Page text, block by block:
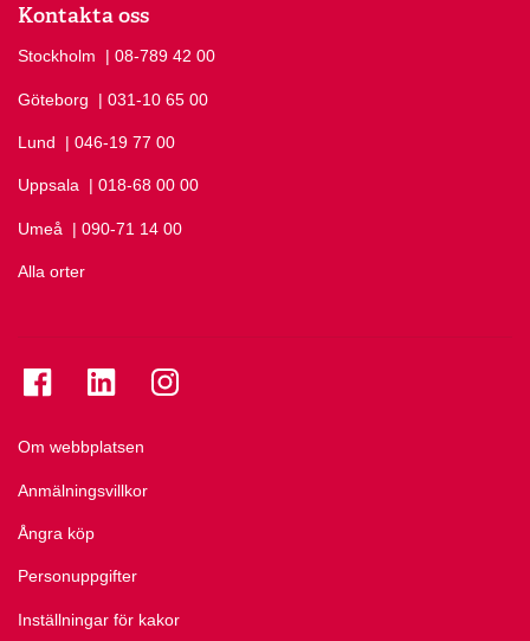
Kontakta oss
Stockholm Ring Stockholm på
| 08-789 42 00
Göteborg Ring Göteborg på
| 031-10 65 00
Lund Ring Lund på
| 046-19 77 00
Uppsala Ring Uppsala på
| 018-68 00 00
Umeå Ring Umeå på
| 090-71 14 00
Alla orter
Om webbplatsen
Anmälningsvillkor
Ångra köp
Personuppgifter
Inställningar för kakor
Se folkuniversitetet på Facebook
Se folkuniversitetet på LinkedIn